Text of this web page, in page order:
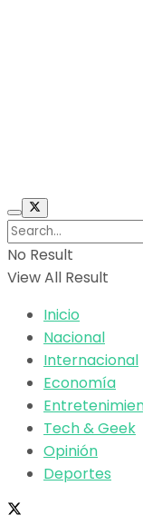
No Result
View All Result
Inicio
Nacional
Internacional
Economía
Tech & Geek
Opinión
Deportes